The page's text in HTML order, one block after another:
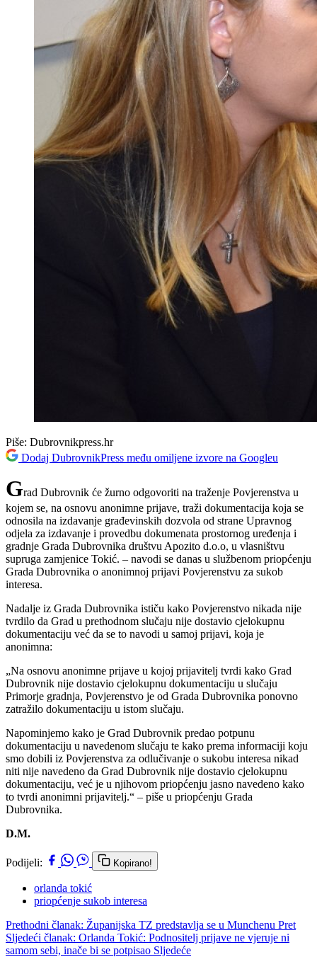
Piše: Dubrovnikpress.hr
Dodaj DubrovnikPress među omiljene izvore na Googleu
Grad Dubrovnik će žurno odgovoriti na traženje Povjerenstva u
kojem se, na osnovu anonimne prijave, traži dokumentacija koja se
odnosila na izdavanje građevinskih dozvola od strane Upravnog
odjela za izdavanje i provedbu dokumenata prostornog uređenja i
gradnje Grada Dubrovnika društvu Apozito d.o.o, u vlasništvu
supruga zamjenice Tokić. – navodi se danas u službenom priopćenju
Grada Dubrovnika o anonimnoj prijavi Povjerenstvu za sukob
interesa.
Nadalje iz Grada Dubrovnika ističu kako Povjerenstvo nikada nije
tvrdilo da Grad u prethodnom slučaju nije dostavio cjelokupnu
dokumentaciju već da se to navodi u samoj prijavi, koja je
anonimna:
„Na osnovu anonimne prijave u kojoj prijavitelj tvrdi kako Grad
Dubrovnik nije dostavio cjelokupnu dokumentaciju u slučaju
Primorje gradnja, Povjerenstvo je od Grada Dubrovnika ponovno
zatražilo dokumentaciju u istom slučaju.
Napominjemo kako je Grad Dubrovnik predao potpunu
dokumentaciju u navedenom slučaju te kako prema informaciji koju
smo dobili iz Povjerenstva za odlučivanje o sukobu interesa nikad
niti nije navedeno da Grad Dubrovnik nije dostavio cjelokupnu
dokumentaciju, već je u njihovom priopćenju jasno navedeno kako
to tvrdi anonimni prijavitelj.“ – piše u priopćenju Grada
Dubrovnika.
D.M.
Podijeli: Kopirano!
orlanda tokić
priopćenje sukob interesa
Prethodni članak: Županijska TZ predstavlja se u Munchenu Pret
Sljedeći članak: Orlanda Tokić: Podnositelj prijave ne vjeruje ni
samom sebi, inače bi se potpisao Sljedeće